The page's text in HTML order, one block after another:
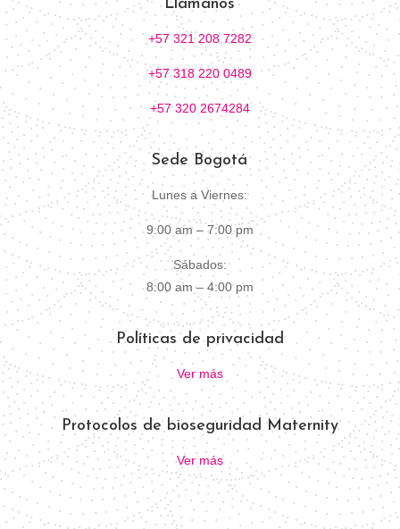
Llámanos
+57 321 208 7282
+57 318 220 0489
+57 320 2674284
Sede Bogotá
Lunes a Viernes:
9:00 am – 7:00 pm
Sábados:
8:00 am – 4:00 pm
Políticas de privacidad
Ver más
Protocolos de bioseguridad Maternity
Ver más